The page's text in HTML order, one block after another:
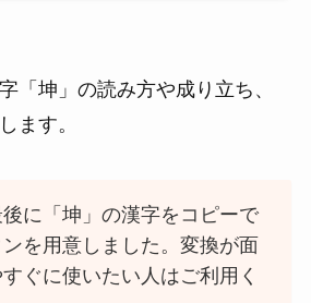
「坤」の読み方や成り立ち、
ます。
に「坤」の漢字をコピーで
を用意しました。変換が面
ぐに使いたい人はご利用く